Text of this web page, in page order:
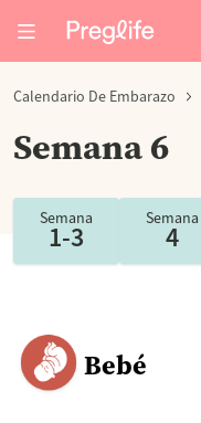
Calendario De Embarazo
Semana 6
Semana
1-3
Semana
4
Bebé